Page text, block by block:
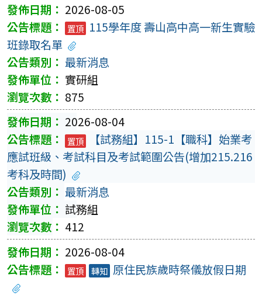
2026-08-05
置頂 115學年度 壽山高中高一新生實驗
班錄取名單
最新消息
實研組
875
2026-08-04
置頂
【試務組】115-1【職科】始業考
應試班級、考試科目及考試範圍公告(增加215.216
考科及時間)
最新消息
試務組
412
2026-08-04
置頂 轉知 原住民族歲時祭儀放假日期